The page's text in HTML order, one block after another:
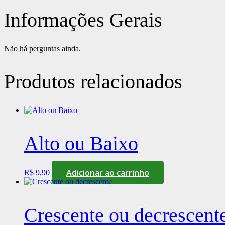
Informações Gerais
Não há perguntas ainda.
Produtos relacionados
Alto ou Baixo
R$ 9,90 Adicionar ao carrinho
Crescente ou